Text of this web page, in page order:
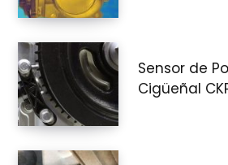
Sensor de
Cigüeñal